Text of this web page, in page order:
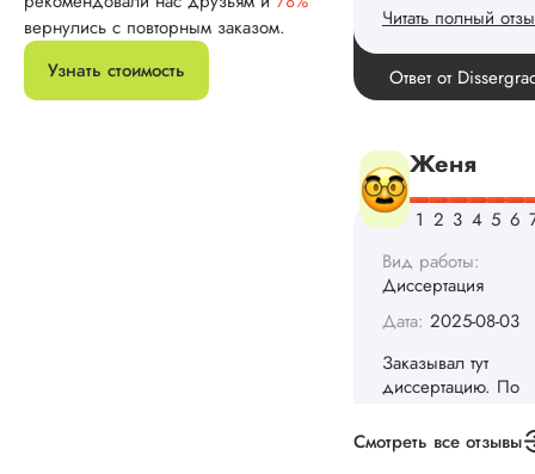
вернулись с повторным заказом.
Узнать стоимость
конечно, для меня
выхода не
не успел бы
самостоятельно.
менеджер
держал меня в
о статусе заказа.
Структура
исследования
выполнена в...
Читать полный
Данила
Смотреть все отзывы